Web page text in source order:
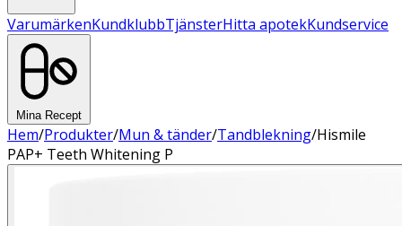
VarumärkenKundklubbTjänsterHitta apotekKundservice
Mina Recept
Hem/Produkter/Mun & tänder/Tandblekning/Hismile
PAP+ Teeth Whitening P